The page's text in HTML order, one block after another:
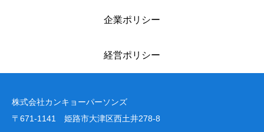
企業ポリシー
経営ポリシー
株式会社カンキョーパーソンズ
〒671-1141 姫路市大津区西土井278-8